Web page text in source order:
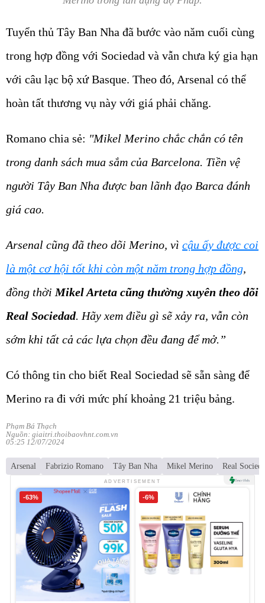
Tuyển thủ Tây Ban Nha đã bước vào năm cuối cùng
trong hợp đồng với Sociedad và vẫn chưa ký gia hạn
với câu lạc bộ xứ Basque. Theo đó, Arsenal có thể
hoàn tất thương vụ này với giá phải chăng.
Romano chia sẻ: "Mikel Merino chắc chắn có tên
trong danh sách mua sắm của Barcelona. Tiền vệ
người Tây Ban Nha được ban lãnh đạo Barca đánh
giá cao.
Arsenal cũng đã theo dõi Merino, vì cậu ấy được coi
là một cơ hội tốt khi còn một năm trong hợp đồng,
đồng thời Mikel Arteta cũng thường xuyên theo dõi
Real Sociedad. Hãy xem điều gì sẽ xảy ra, vẫn còn
sớm khi tất cả các lựa chọn đều đang để mở.”
Có thông tin cho biết Real Sociedad sẽ sẵn sàng để
Merino ra đi với mức phí khoảng 21 triệu bảng.
Phạm Bá Thạch
Nguồn: giaitri.thoibaovhnt.com.vn
05:25 12/07/2024
Arsenal Fabrizio Romano Tây Ban Nha Mikel Merino Real
ADVERTISEMENT
-63% -6%